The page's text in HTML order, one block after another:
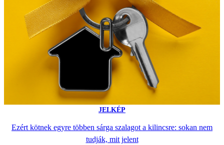
JELKÉP
Ezért kötnek egyre többen sárga szalagot a kilincsre: sokan nem
tudják, mit jelent